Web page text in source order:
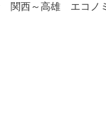
関西～高雄 エコノ